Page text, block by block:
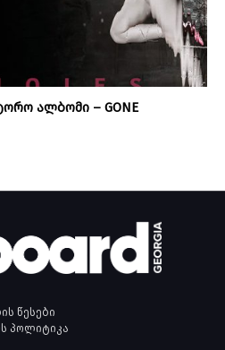
ალბომი – GONE
წესები
პოლიტიკა